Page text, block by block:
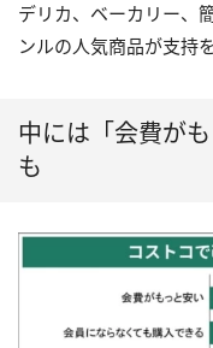
デリカ、ベーカリー、
ンルの人気商品が支持
中には「会費が
も